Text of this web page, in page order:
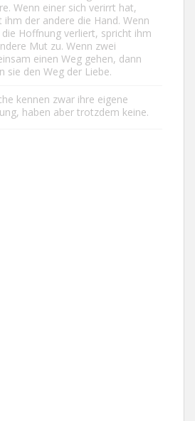
Wenn einer sich verirrt hat,
ihm der andere die Hand. Wenn
die Hoffnung verliert, spricht ihm
Mut zu. Wenn zwei
einen Weg gehen, dann
sie den Weg der Liebe.
kennen zwar ihre eigene
haben aber trotzdem keine.